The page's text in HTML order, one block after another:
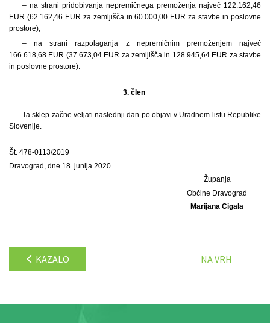
– na strani pridobivanja nepremičnega premoženja največ 122.162,46
EUR (62.162,46 EUR za zemljišča in 60.000,00 EUR za stavbe in poslovne
prostore);
– na strani razpolaganja z nepremičnim premoženjem največ
166.618,68 EUR (37.673,04 EUR za zemljišča in 128.945,64 EUR za stavbe
in poslovne prostore).
3. člen
Ta sklep začne veljati naslednji dan po objavi v Uradnem listu Republike
Slovenije.
Št. 478-0113/2019
Dravograd, dne 18. junija 2020
Županja
Občine Dravograd
Marijana Cigala
KAZALO NA VRH